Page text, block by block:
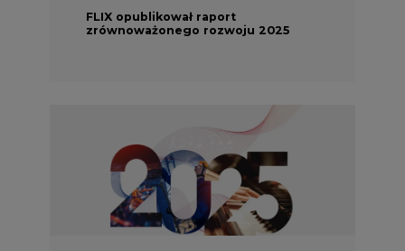
FLIX opublikował raport
zrównoważonego rozwoju 2025